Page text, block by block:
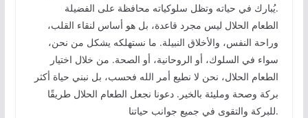
يُبارك في حياته وتظل سلوكياته محافظة على الفضيلة.
الطعام الحلال ليس مجرد قاعدة، بل هو أساس لنقاء القلب،
وراحة النفس، والأخلاق النبيلة. ما نستهلكه يشكل من نحن،
سواء في السلوك، أو الروحانية، أو الصحة. من خلال اختيار
الطعام الحلال، نحن لا نطيع أمر الله فحسب، بل نبني حياة أكثر
بركة وصحة ومليئة بالخير. دعونا نجعل الطعام الحلال طريقًا
للبركة والتقوى في جميع جوانب حياتنا.